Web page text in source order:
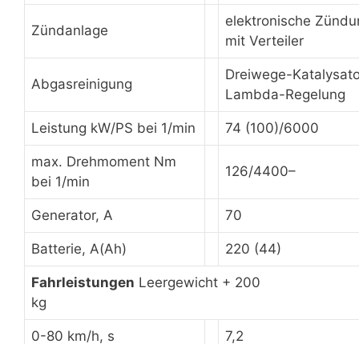
Zündanlage
elektronische
mit Verteiler
Abgasreinigung
Dreiwege-
Lambda-Regelung
Leistung kW/PS bei 1/min 74 (100)/6000
max. Drehmoment Nm
bei 1/min
126/4400–
Generator, A 70
Batterie, A(Ah) 220 (44)
Fahrleistungen Leergewicht + 200
kg
0-80 km/h, s 7,2